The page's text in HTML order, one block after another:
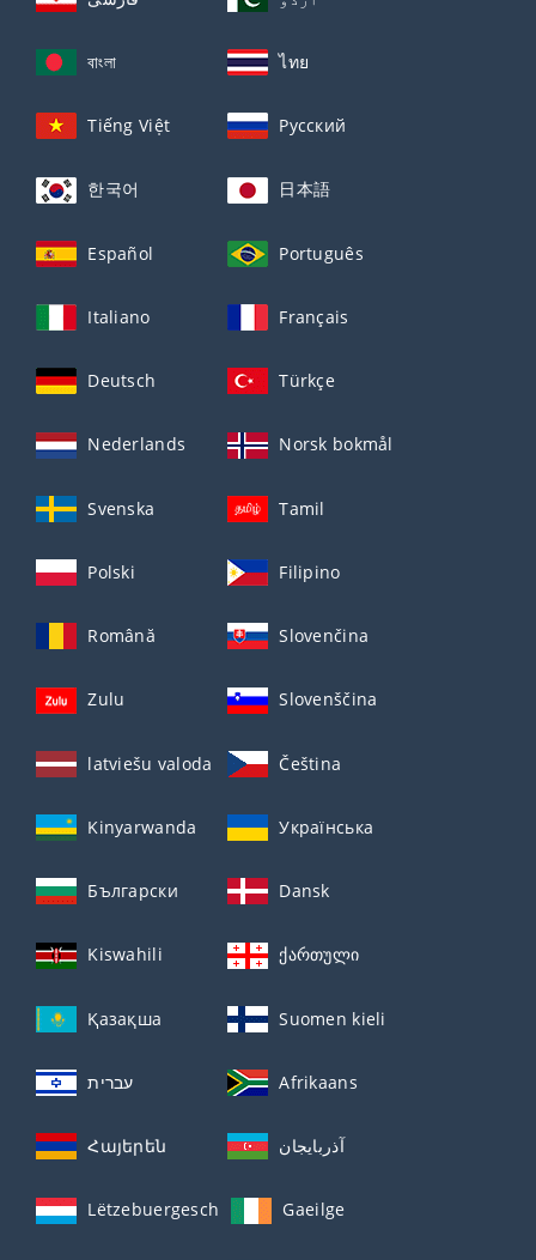
বাংলা ไทย
Tiếng Việt Русский
한국어 日本語
Español Português
Italiano Français
Deutsch Türkçe
Nederlands Norsk bokmål
Svenska Tamil
Polski Filipino
Română Slovenčina
Zulu Slovenščina
latviešu valoda Čeština
Kinyarwanda Українська
Български Dansk
Kiswahili ქართული
Қазақша Suomen kieli
עברית Afrikaans
Հայերեն آذربايجان
Lëtzebuergesch Gaeilge